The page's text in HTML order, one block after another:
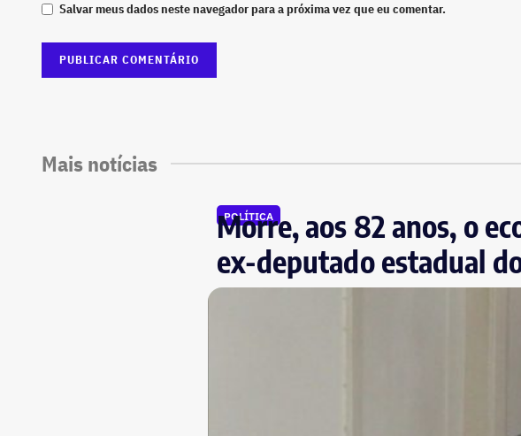
Salvar meus dados neste navegador para a próxima vez que eu comentar.
Mais notícias
POLÍTICA
Morre, aos 82 anos, o
ex-deputado estadual